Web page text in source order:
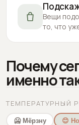
Вещи
то, что
Почему
именно
ТЕМПЕРАТУРНЫЙ
🥶 Мёрзну 😊